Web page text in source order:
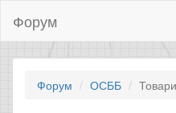
Форум
Форум ОСББ